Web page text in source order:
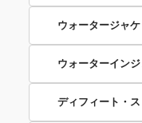
ウォータージャ
ウォーターイン
ディフィート・